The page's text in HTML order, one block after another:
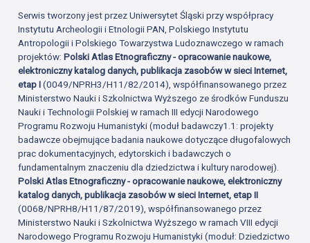
Serwis tworzony jest przez Uniwersytet Śląski przy współpracy
Instytutu Archeologii i Etnologii PAN, Polskiego Instytutu
Antropologii i Polskiego Towarzystwa Ludoznawczego w ramach
projektów:Polski Atlas Etnograficzny - opracowanie naukowe,
elektroniczny katalog danych, publikacja zasobów w sieci Internet,
etap I(0049/NPRH3/H11/82/2014), współfinansowanego przez
Ministerstwo Nauki i Szkolnictwa Wyższego ze środków Funduszu
Nauki i Technologii Polskiej w ramach III edycji Narodowego
Programu Rozwoju Humanistyki (moduł badawczy1.1: projekty
badawcze obejmujące badania naukowe dotyczące długofalowych
prac dokumentacyjnych, edytorskich i badawczych o
fundamentalnym znaczeniu dla dziedzictwa i kultury narodowej).
Polski Atlas Etnograficzny - opracowanie naukowe, elektroniczny
katalog danych, publikacja zasobów w sieci Internet, etap II
(0068/NPRH8/H11/87/2019), współfinansowanego przez
Ministerstwo Nauki i Szkolnictwa Wyższego w ramach VIII edycji
Narodowego Programu Rozwoju Humanistyki (moduł: Dziedzictwo